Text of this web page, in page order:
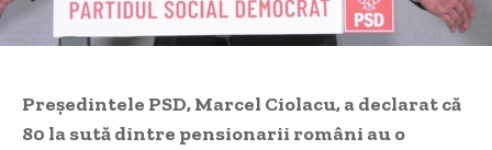
Preşedintele PSD, Marcel Ciolacu, a declarat că
80 la sută dintre pensionarii români au o